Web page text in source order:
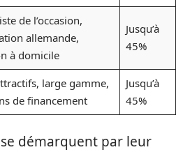
de l’occasion,
allemande,
à domicile
Jusqu’à
45%
large gamme,
de financement
Jusqu’à
45%
démarquent par leur